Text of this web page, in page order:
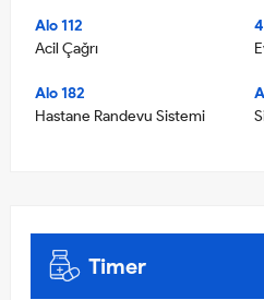
Alo 112
Acil Çağrı
Alo 182
Hastane Randevu Sistemi
Timer